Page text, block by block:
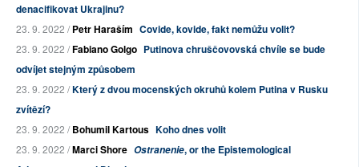
denacifikovat Ukrajinu?
23. 9. 2022 /Petr Haraším Covide, kovide, fakt nemůžu volit?
23. 9. 2022 /Fabiano Golgo Putinova chruščovovská chvíle se bude
odvíjet stejným způsobem
23. 9. 2022 /Který z dvou mocenských okruhů kolem Putina v Rusku
zvítězí?
23. 9. 2022 /Bohumil Kartous Koho dnes volit
23. 9. 2022 /Marci Shore Ostranenie, or the Epistemological